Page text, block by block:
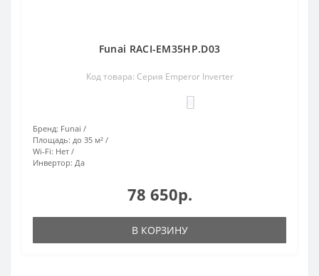
Funai RACI-EM35HP.D03
Код товара: Серия Emperor Inverter
Бренд: Funai
Площадь: до 35 м²
Wi-Fi: Нет
Инвертор: Да
78 650р.
В КОРЗИНУ